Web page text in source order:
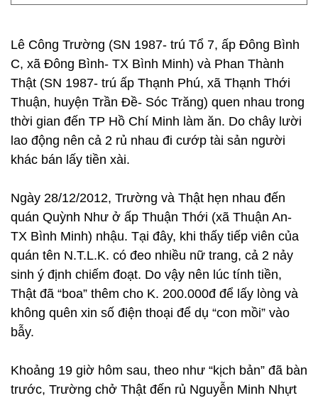
Lê Công Trường (SN 1987- trú Tổ 7, ấp Đông Bình
C, xã Đông Bình- TX Bình Minh) và Phan Thành
Thật (SN 1987- trú ấp Thạnh Phú, xã Thạnh Thới
Thuận, huyện Trần Đề- Sóc Trăng) quen nhau trong
thời gian đến TP Hồ Chí Minh làm ăn. Do chây lười
lao động nên cả 2 rủ nhau đi cướp tài sản người
khác bán lấy tiền xài.
Ngày 28/12/2012, Trường và Thật hẹn nhau đến
quán Quỳnh Như ở ấp Thuận Thới (xã Thuận An-
TX Bình Minh) nhậu. Tại đây, khi thấy tiếp viên của
quán tên N.T.L.K. có đeo nhiều nữ trang, cả 2 nảy
sinh ý định chiếm đoạt. Do vậy nên lúc tính tiền,
Thật đã “boa” thêm cho K. 200.000đ để lấy lòng và
không quên xin số điện thoại để dụ “con mồi” vào
bẫy.
Khoảng 19 giờ hôm sau, theo như “kịch bản” đã bàn
trước, Trường chở Thật đến rủ Nguyễn Minh Nhựt